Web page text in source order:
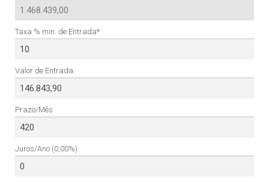
Taxa % min. de Entrada*
Valor de Entrada
Prazo/Mês
Juros/Ano (0,00%)